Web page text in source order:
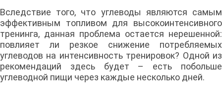
Вследствие того, что углеводы являются самым
эффективным топливом для высокоинтенсивного
тренинга, данная проблема остается нерешенной:
повлияет ли резкое снижение потребляемых
углеводов на интенсивность тренировок? Одной из
рекомендаций здесь будет – есть побольше
углеводной пищи через каждые несколько дней.